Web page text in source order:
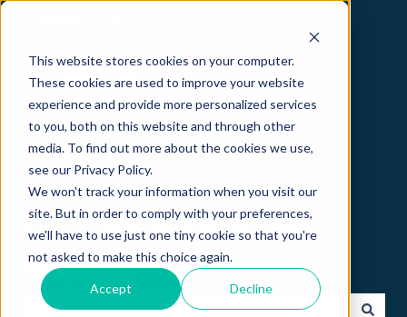
This website stores cookies on your computer.
These cookies are used to improve your website
experience and provide more personalized services
to you, both on this website and through other
media. To find out more about the cookies we use,
see our Privacy Policy.
We won't track your information when you visit our
site. But in order to comply with your preferences,
we'll have to use just one tiny cookie so that you're
not asked to make this choice again.
Accept Decline
Hi 👋 hoe kunnen we
helpen?